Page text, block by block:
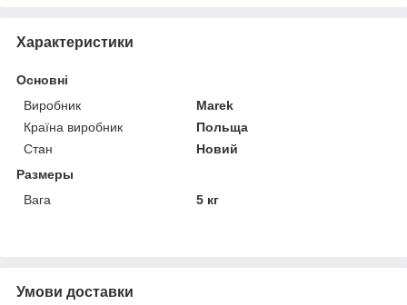
Характеристики
Основні
Виробник
Marek
Країна виробник
Польща
Стан
Новий
Размеры
Вага
5 кг
Умови доставки